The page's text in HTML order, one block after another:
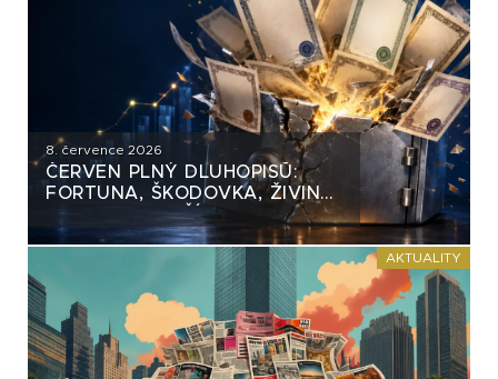
8. července 2026
ČERVEN PLNÝ DLUHOPISŮ:
FORTUNA, ŠKODOVKA, ŽIVINA
A MNOHO DALŠÍCH
AKTUALITY